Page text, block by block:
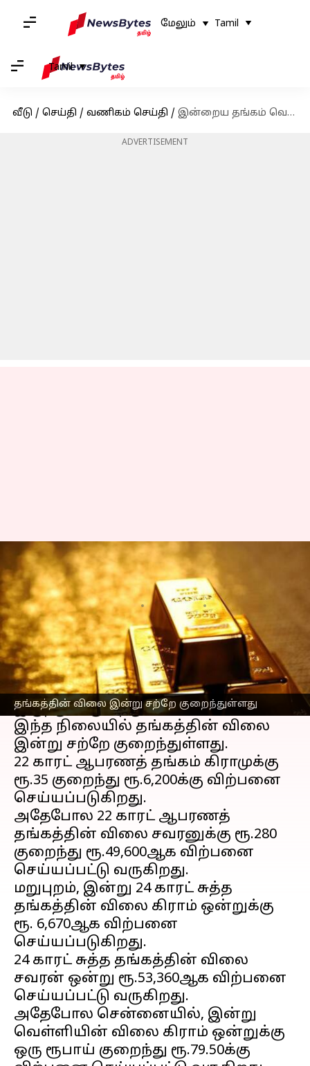
மேலும் Tamil
Tamil
வீடு / செய்தி / வணிகம் செய்தி / இன்றைய தங்கம் வெள்ளி விலை நிலவரம்: மார்ச் 22
ADVERTISEMENT
தங்கத்தின் விலை இன்று சற்றே குறைந்துள்ளது
இன்றைய தங்கம் வெள்ளி
விலை நிலவரம்: மார்ச் 22
எழுதியவர் Venkatalakshmi V Mar 22, 2024 12:35 pm
செய்தி முன்னோட்டம்
கடந்த சில வாரங்களாகவே
தங்கம்
வெள்ளி விலைஏற்ற இறக்கமாக
இருந்து வருகிறது.
இந்த நிலையில் தங்கத்தின் விலை
இன்று சற்றே குறைந்துள்ளது.
22 காரட் ஆபரணத் தங்கம் கிராமுக்கு
ரூ.35 குறைந்து ரூ.6,200க்கு விற்பனை
செய்யப்படுகிறது.
அதேபோல 22 காரட் ஆபரணத்
தங்கத்தின் விலை சவரனுக்கு ரூ.280
குறைந்து ரூ.49,600ஆக விற்பனை
செய்யப்பட்டு வருகிறது.
மறுபுறம், இன்று 24 காரட் சுத்த
தங்கத்தின் விலை கிராம் ஒன்றுக்கு
ரூ. 6,670ஆக விற்பனை
செய்யப்படுகிறது.
24 காரட் சுத்த தங்கத்தின் விலை
சவரன் ஒன்று ரூ.53,360ஆக விற்பனை
செய்யப்பட்டு வருகிறது.
அதேபோல சென்னையில், இன்று
வெள்ளியின் விலை கிராம் ஒன்றுக்கு
ஒரு ரூபாய் குறைந்து ரூ.79.50க்கு